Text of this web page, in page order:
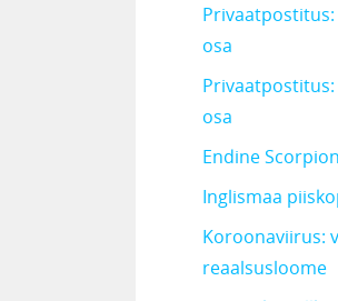
osa
osa
Endine
Inglismaa
Koroonaviirus:
reaalsusloome